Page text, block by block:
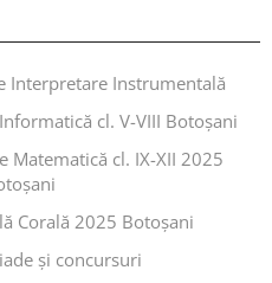
Interpretare Instrumentală
cl. V-VIII Botoșani
Matematică cl. IX-XII 2025
Corală 2025 Botoșani
și concursuri